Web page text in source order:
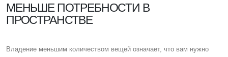
МЕНЬШЕ ПОТРЕБНОСТИ В
ПРОСТРАНСТВЕ
Владение меньшим количеством вещей означает, что вам нужно